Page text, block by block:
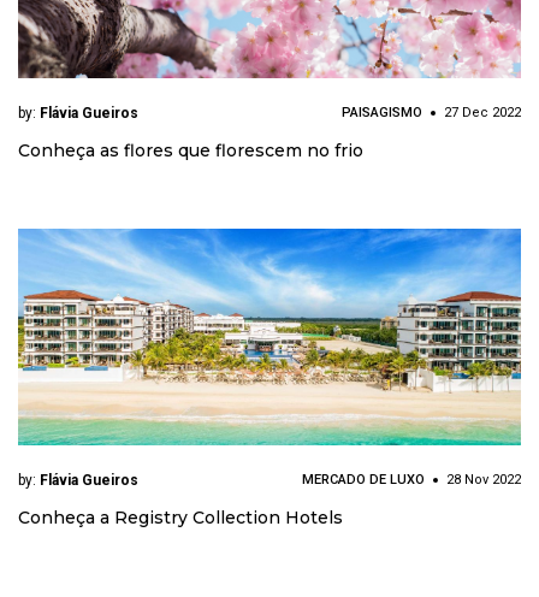
by: Flávia Gueiros PAISAGISMO 27 Dec 2022
Conheça as flores que florescem no frio
by: Flávia Gueiros MERCADO DE LUXO 28 Nov 2022
Conheça a Registry Collection Hotels